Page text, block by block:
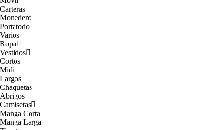
Carteras
Monedero
Portatodo
Varios
Ropa
Vestidos
Cortos
Midi
Largos
Chaquetas
Abrigos
Camisetas
Manga Corta
Manga Larga